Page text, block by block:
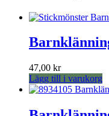
47,00 kr
Lägg till i varukorg